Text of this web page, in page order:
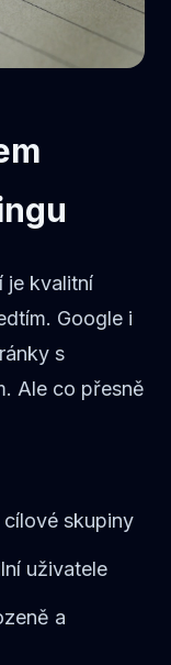
je kvalitní
Google i
s
Ale co přesně
skupiny
uživatele
a